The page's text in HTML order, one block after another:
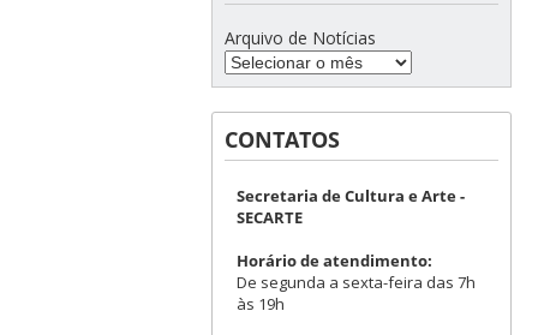
Arquivo de Notícias
CONTATOS
Secretaria de Cultura e Arte -
SECARTE
Horário de atendimento:
De segunda a sexta-feira das 7h
às 19h